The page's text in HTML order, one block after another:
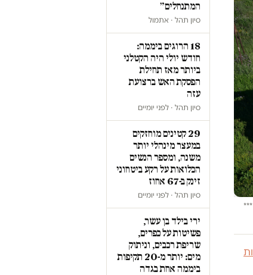
צעירים בהר הבנטל בתצפית על סוריה | למצולמים אין קשר לכתבה | צילום: פלאש 90 *** Local Caption ***
המתנחלים״
סיון תהל · אתמול
18 הרוגים ביממה:
חודש יולי היה הקטלני
ביותר מאז תחילת
הפסקת האש ברצועת
עזה
סיון תהל · לפני יומיים
29 קטינים מוחזקים
במעצר מינהלי יותר
משנה, ומספר הנשים
הכלואות על רקע ביטחוני
זינק ב-67 אחוז
סיון תהל · לפני יומיים
ירי בילד בן עשר,
פשיטות על כפרים,
שריפת רכבים, וניתוק
מים: יותר מ-20 תקיפות
ביממה אחת בגדה